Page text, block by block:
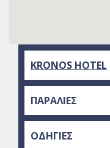
KRONOS HOTEL
ΠΑΡΑΛΙΕΣ
ΑΜΟΥΔΆΡΑ
ΟΔΗΓΙΕΣ